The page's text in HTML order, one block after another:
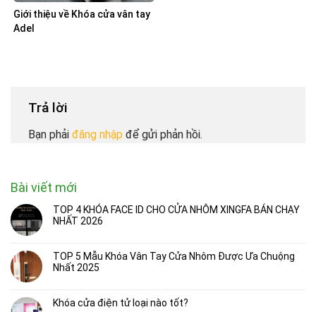
Giới thiệu về Khóa cửa vân tay
Adel
Trả lời
Bạn phải đăng nhập để gửi phản hồi.
Bài viết mới
TOP 4 KHÓA FACE ID CHO CỬA NHÔM XINGFA BÁN CHẠY
NHẤT 2026
TOP 5 Mẫu Khóa Vân Tay Cửa Nhôm Được Ưa Chuộng
Nhất 2025
Khóa cửa điện tử loại nào tốt?